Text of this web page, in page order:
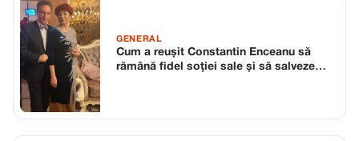
GENERAL
Cum a reușit Constantin Enceanu să
rămână fidel soției sale și să salveze